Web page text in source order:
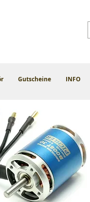
Gutscheine INFO